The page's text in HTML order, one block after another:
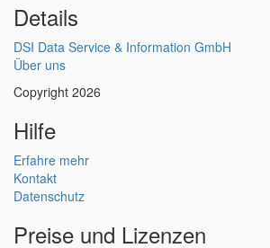
Details
DSI Data Service & Information GmbH
Über uns
Copyright 2026
Hilfe
Erfahre mehr
Kontakt
Datenschutz
Preise und Lizenzen